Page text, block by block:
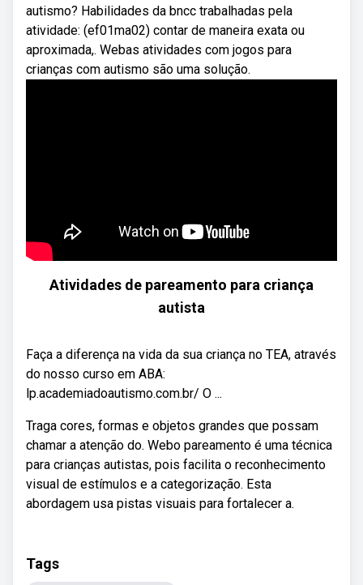
autismo? Habilidades da bncc trabalhadas pela
atividade: (ef01ma02) contar de maneira exata ou
aproximada,. Webas atividades com jogos para
crianças com autismo são uma solução.
Atividades de pareamento para criança
autista
Faça a diferença na vida da sua criança no TEA, através
do nosso curso em ABA:
lp.academiadoautismo.com.br/ O ...
Traga cores, formas e objetos grandes que possam
chamar a atenção do. Webo pareamento é uma técnica
para crianças autistas, pois facilita o reconhecimento
visual de estímulos e a categorização. Esta
abordagem usa pistas visuais para fortalecer a.
Tags